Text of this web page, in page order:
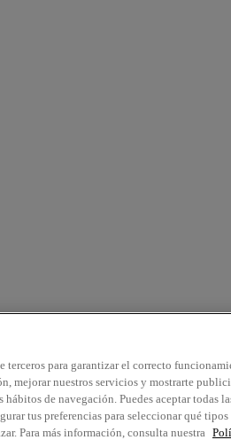
terceros para garantizar el correcto
mejorar nuestros servicios y mostrarte
de navegación. Puedes aceptar todas
tus preferencias para seleccionar qué tipos
Para más información, consulta nuestra